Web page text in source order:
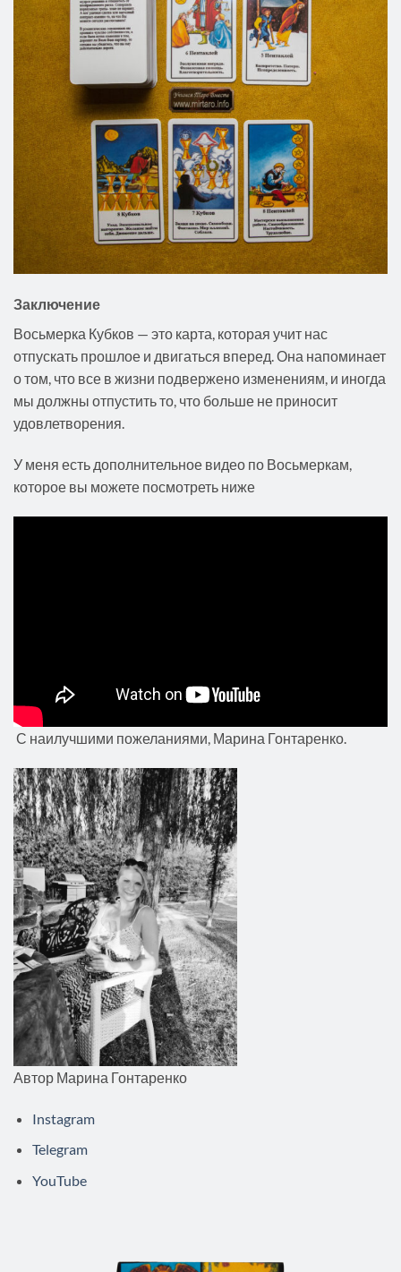
Заключение
Восьмерка Кубков — это карта, которая учит нас
отпускать прошлое и двигаться вперед. Она напоминает
о том, что все в жизни подвержено изменениям, и иногда
мы должны отпустить то, что больше не приносит
удовлетворения.
У меня есть дополнительное видео по Восьмеркам,
которое вы можете посмотреть ниже
С наилучшими пожеланиями, Марина Гонтаренко.
Автор Марина Гонтаренко
Instagram
Telegram
YouTube